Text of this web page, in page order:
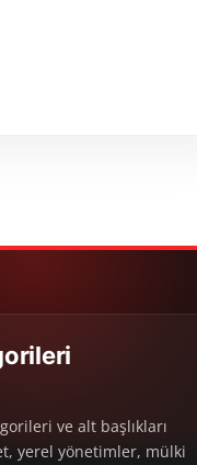
ve alt başlıkları
yerel yönetimler, mülki